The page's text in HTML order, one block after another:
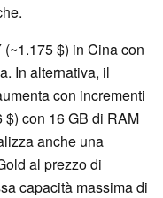
$) in Cina con
In alternativa, il
con incrementi
con 16 GB di RAM
anche una
al prezzo di
capacità massima di